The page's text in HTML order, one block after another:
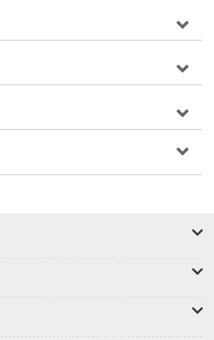
sont les produits d’une
les pigments à la matière
spirit et une pointe
，在台北的工作室真正學會了製作
八里、北投、樂生，甚至蘭嶼；
基，再轉移到金屬板上，《神的怪